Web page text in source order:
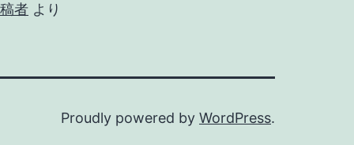
稿者 より
Proudly powered by WordPress.